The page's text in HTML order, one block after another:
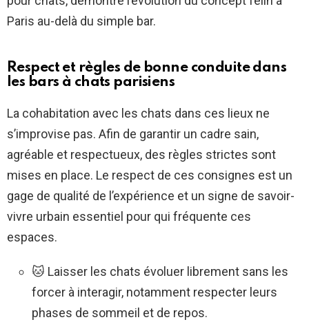
Paris au-delà du simple bar.
Respect et règles de bonne conduite dans
les bars à chats parisiens
La cohabitation avec les chats dans ces lieux ne
s’improvise pas. Afin de garantir un cadre sain,
agréable et respectueux, des règles strictes sont
mises en place. Le respect de ces consignes est un
gage de qualité de l’expérience et un signe de savoir-
vivre urbain essentiel pour qui fréquente ces
espaces.
🐱 Laisser les chats évoluer librement sans les
forcer à interagir, notamment respecter leurs
phases de sommeil et de repos.